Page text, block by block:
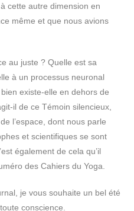
cette autre dimension en
même et que nous avions
au juste ? Quelle est sa
à un processus neuronal
existe-elle en dehors de
il de ce Témoin silencieux,
l’espace, dont nous parle
et scientifiques se sont
également de cela qu’il
des Cahiers du Yoga.
je vous souhaite un bel été
conscience.